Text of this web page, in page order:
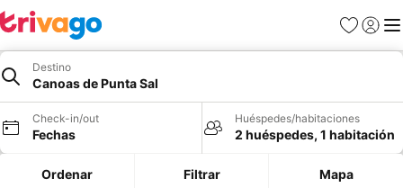
Favoritos
Iniciar
Destino
Canoas de Punta Sal
Check-in/out
Fechas
Huéspedes/habitaciones
2 huéspedes, 1 habitación
Ordenar Filtrar Mapa